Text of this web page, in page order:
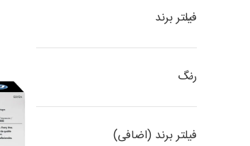
فیلتر برند
رنگ
فیلتر برند (اضافی)